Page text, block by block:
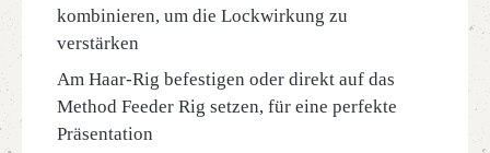
kombinieren, um die Lockwirkung zu
verstärken
Am Haar-Rig befestigen oder direkt auf das
Method Feeder Rig setzen, für eine perfekte
Präsentation